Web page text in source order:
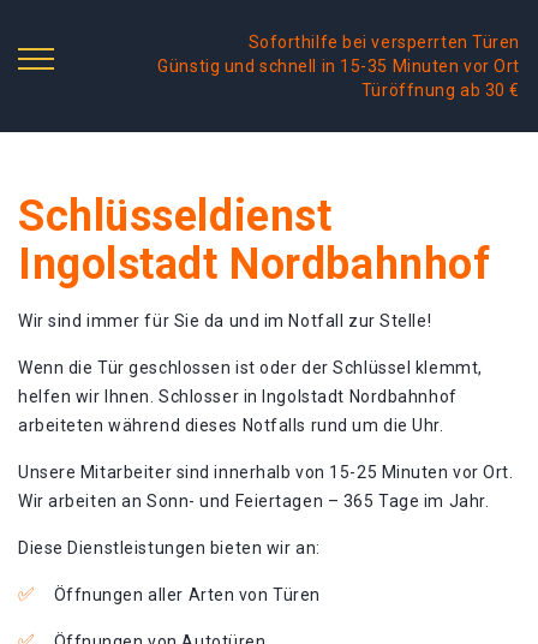
Soforthilfe bei versperrten Türen
Günstig und schnell in 15-35 Minuten vor Ort
Türöffnung ab 30 €
Schlüsseldienst
Ingolstadt Nordbahnhof
Wir sind immer für Sie da und im Notfall zur Stelle!
Wenn die Tür geschlossen ist oder der Schlüssel klemmt,
helfen wir Ihnen. Schlosser in Ingolstadt Nordbahnhof
arbeiteten während dieses Notfalls rund um die Uhr.
Unsere Mitarbeiter sind innerhalb von 15-25 Minuten vor Ort.
Wir arbeiten an Sonn- und Feiertagen – 365 Tage im Jahr.
Diese Dienstleistungen bieten wir an:
Öffnungen aller Arten von Türen